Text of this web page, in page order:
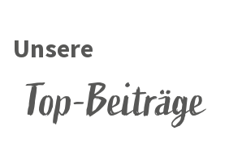
Unsere
Top-Beiträge